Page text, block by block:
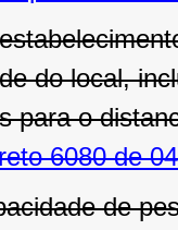
do local,
para o
6080 de
de